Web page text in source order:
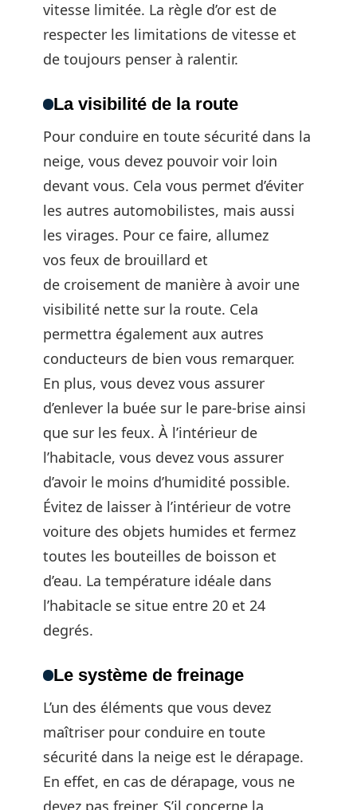
vitesse limitée. La règle d’or est de
respecter les limitations de vitesse et
de toujours penser à ralentir.
La visibilité de la route
Pour conduire en toute sécurité dans la
neige, vous devez pouvoir voir loin
devant vous. Cela vous permet d’éviter
les autres automobilistes, mais aussi
les virages. Pour ce faire, allumez
vos feux de brouillard et
de croisement de manière à avoir une
visibilité nette sur la route. Cela
permettra également aux autres
conducteurs de bien vous remarquer.
En plus, vous devez vous assurer
d’enlever la buée sur le pare-brise ainsi
que sur les feux. À l’intérieur de
l’habitacle, vous devez vous assurer
d’avoir le moins d’humidité possible.
Évitez de laisser à l’intérieur de votre
voiture des objets humides et fermez
toutes les bouteilles de boisson et
d’eau. La température idéale dans
l’habitacle se situe entre 20 et 24
degrés.
Le système de freinage
L’un des éléments que vous devez
maîtriser pour conduire en toute
sécurité dans la neige est le dérapage.
En effet, en cas de dérapage, vous ne
devez pas freiner. S’il concerne la